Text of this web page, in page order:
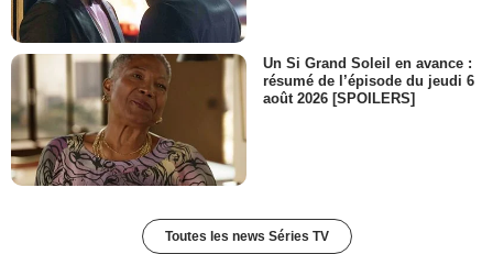
Un Si Grand Soleil en avance :
résumé de l’épisode du jeudi 6
août 2026 [SPOILERS]
Toutes les news Séries TV